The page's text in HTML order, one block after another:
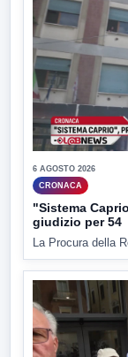
6 AGOSTO 2026
CRONACA
"Sistema
giudizio per 54
La Procura della